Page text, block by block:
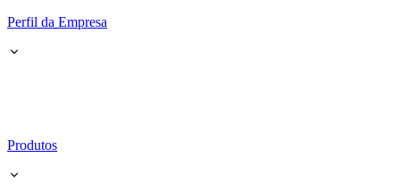
Perfil da Empresa
Produtos